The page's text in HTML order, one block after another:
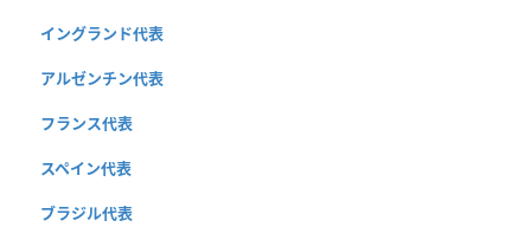
イングランド代表
アルゼンチン代表
フランス代表
スペイン代表
ブラジル代表